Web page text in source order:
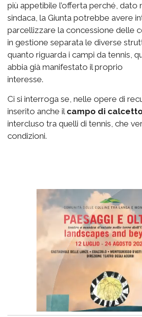
più appetibile l’offerta perché, dato
sindaca, la Giunta potrebbe avere
parcellizzare la concessione delle
in gestione separata le diverse
quanto riguarda i campi da tennis,
abbia già manifestato il proprio
interesse.
Ci si interroga se, nelle opere di
inserito anche il campo di
intercluso tra quelli di tennis, che
condizioni.